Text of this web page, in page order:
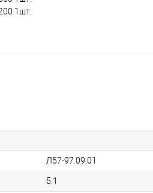
1шт.
Л57-97.09.01
5.1